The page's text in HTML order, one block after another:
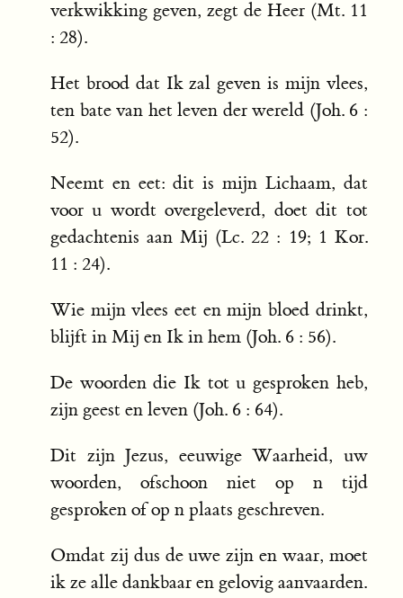
verkwikking geven, zegt de Heer (Mt. 11
: 28).
Het brood dat Ik zal geven is mijn vlees,
ten bate van het leven der wereld (Joh. 6 :
52).
Neemt en eet: dit is mijn Lichaam, dat
voor u wordt overgeleverd, doet dit tot
gedachtenis aan Mij (Lc. 22 : 19; 1 Kor.
11 : 24).
Wie mijn vlees eet en mijn bloed drinkt,
blijft in Mij en Ik in hem (Joh. 6 : 56).
De woorden die Ik tot u gesproken heb,
zijn geest en leven (Joh. 6 : 64).
Dit zijn Jezus, eeuwige Waarheid, uw
woorden, ofschoon niet op n tijd
gesproken of op n plaats geschreven.
Omdat zij dus de uwe zijn en waar, moet
ik ze alle dankbaar en gelovig aanvaarden.